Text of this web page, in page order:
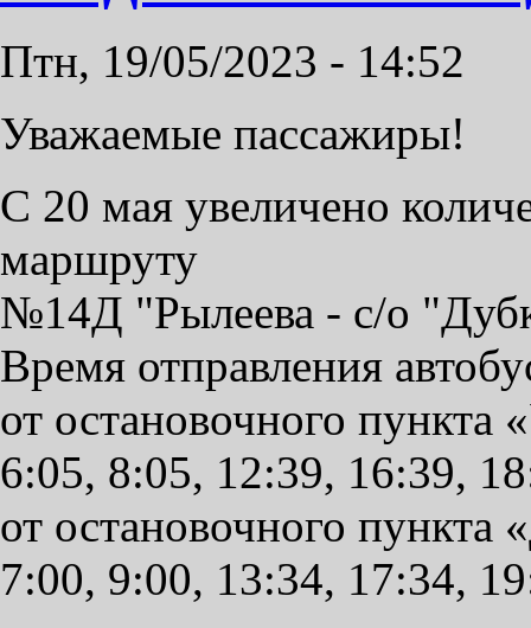
Птн, 19/05/2023 - 14:52
Уважаемые пассажиры!
С 20 мая увеличено
маршруту
№14Д "Рылеева - с/о
Время отправления
от остановочного
6:05, 8:05, 12:39, 16:39,
от остановочного
7:00, 9:00, 13:34, 17:34,